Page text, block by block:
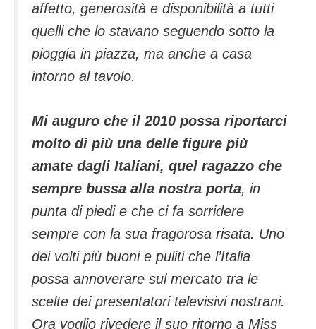
affetto, generosità e disponibilità a tutti
quelli che lo stavano seguendo sotto la
pioggia in piazza, ma anche a casa
intorno al tavolo.
Mi auguro che il 2010 possa riportarci
molto di più una delle figure più
amate dagli Italiani, quel ragazzo che
sempre bussa alla nostra porta, in
punta di piedi e che ci fa sorridere
sempre con la sua fragorosa risata. Uno
dei volti più buoni e puliti che l’Italia
possa annoverare sul mercato tra le
scelte dei presentatori televisivi nostrani.
Ora voglio rivedere il suo ritorno a Miss